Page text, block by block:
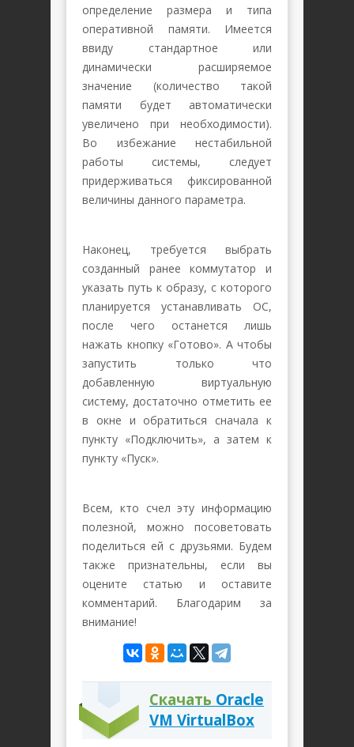
определение размера и типа
оперативной памяти. Имеется
ввиду стандартное или
динамически расширяемое
значение (количество такой
памяти будет автоматически
увеличено при необходимости).
Во избежание нестабильной
работы системы, следует
придерживаться фиксированной
величины данного параметра.
Наконец, требуется выбрать
созданный ранее коммутатор и
указать путь к образу, с которого
планируется устанавливать ОС,
после чего останется лишь
нажать кнопку «Готово». А чтобы
запустить только что
добавленную виртуальную
систему, достаточно отметить ее
в окне и обратиться сначала к
пункту «Подключить», а затем к
пункту «Пуск».
Всем, кто счел эту информацию
полезной, можно посоветовать
поделиться ей с друзьями. Будем
также признательны, если вы
оцените статью и оставите
комментарий. Благодарим за
внимание!
Скачать Oracle
VM VirtualBox